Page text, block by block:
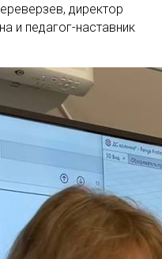
директор
педагог-наставник